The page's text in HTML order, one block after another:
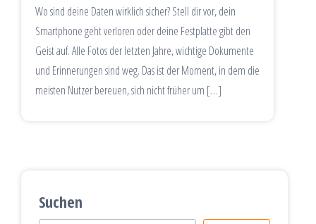
Wo sind deine Daten wirklich sicher? Stell dir vor, dein
Smartphone geht verloren oder deine Festplatte gibt den
Geist auf. Alle Fotos der letzten Jahre, wichtige Dokumente
und Erinnerungen sind weg. Das ist der Moment, in dem die
meisten Nutzer bereuen, sich nicht früher um […]
Suchen